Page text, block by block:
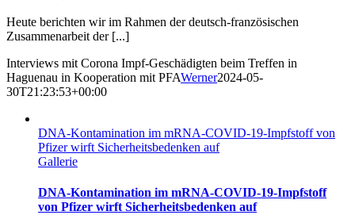
Heute berichten wir im Rahmen der deutsch-französischen
Zusammenarbeit der [...]
Interviews mit Corona Impf-Geschädigten beim Treffen in
Haguenau in Kooperation mit PFAWerner2024-05-
30T21:23:53+00:00
DNA-Kontamination im mRNA-COVID-19-Impfstoff von
Pfizer wirft Sicherheitsbedenken auf
Gallerie
DNA-Kontamination im mRNA-COVID-19-Impfstoff
von Pfizer wirft Sicherheitsbedenken auf